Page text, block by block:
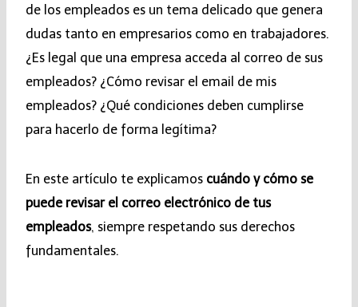
de los empleados es un tema delicado que genera
dudas tanto en empresarios como en trabajadores.
¿Es legal que una empresa acceda al correo de sus
empleados? ¿Cómo revisar el email de mis
empleados? ¿Qué condiciones deben cumplirse
para hacerlo de forma legítima?
En este artículo te explicamos cuándo y cómo se
puede revisar el correo electrónico de tus
empleados, siempre respetando sus derechos
fundamentales.